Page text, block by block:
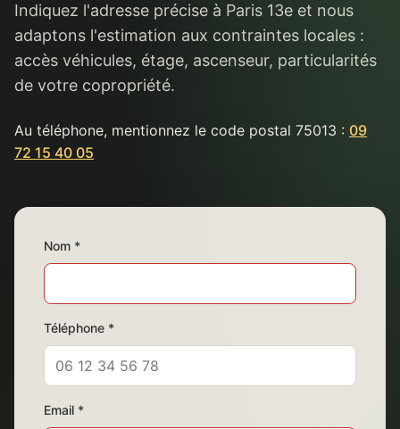
Indiquez l'adresse précise à Paris 13e et nous
adaptons l'estimation aux contraintes locales :
accès véhicules, étage, ascenseur, particularités
de votre copropriété.
Au téléphone, mentionnez le code postal 75013 : 09
72 15 40 05
Nom *
Téléphone *
Email *